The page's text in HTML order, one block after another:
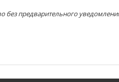
без предварительного